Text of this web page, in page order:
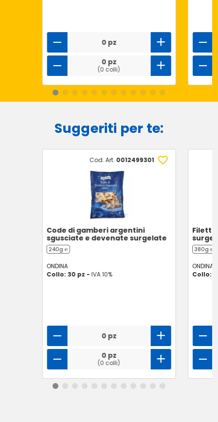
0 pz
0 pz
(0 colli)
Suggeriti per te:
Cod. Art. 0012499301
Code di gamberi argentini
sgusciate e devenate surgelate
240g ℮
ONDINA
Collo: 30 pz - IVA 10%
0 pz
0 pz
(0 colli)
Filetti
380g ℮
ONDINA
Collo: